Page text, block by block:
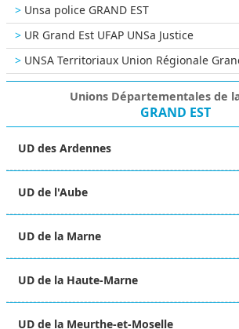
Unsa police GRAND EST
UR Grand Est UFAP UNSa Justice
UNSA Territoriaux Union Régionale
Unions Départementales de
GRAND EST
UD des Ardennes
08000 CHARLEVILLE-MÉZIERES
06 67 10 38 92
ud-08@unsa.org
UD de l'Aube
10000 TROYES
03 25 80 56 77
ud-10@unsa.org
UD de la Marne
15 Boulevard de la Paix
51100 REIMS
06 02 31 22 63
UD de la Haute-Marne
UD de la Meurthe-et-Moselle